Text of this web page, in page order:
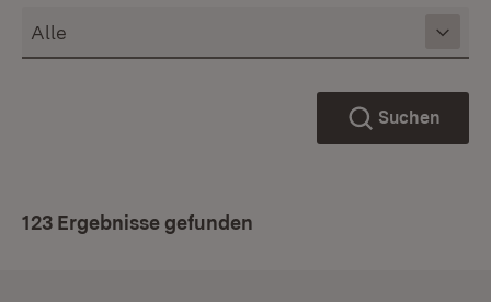
Suchen
123 Ergebnisse gefunden